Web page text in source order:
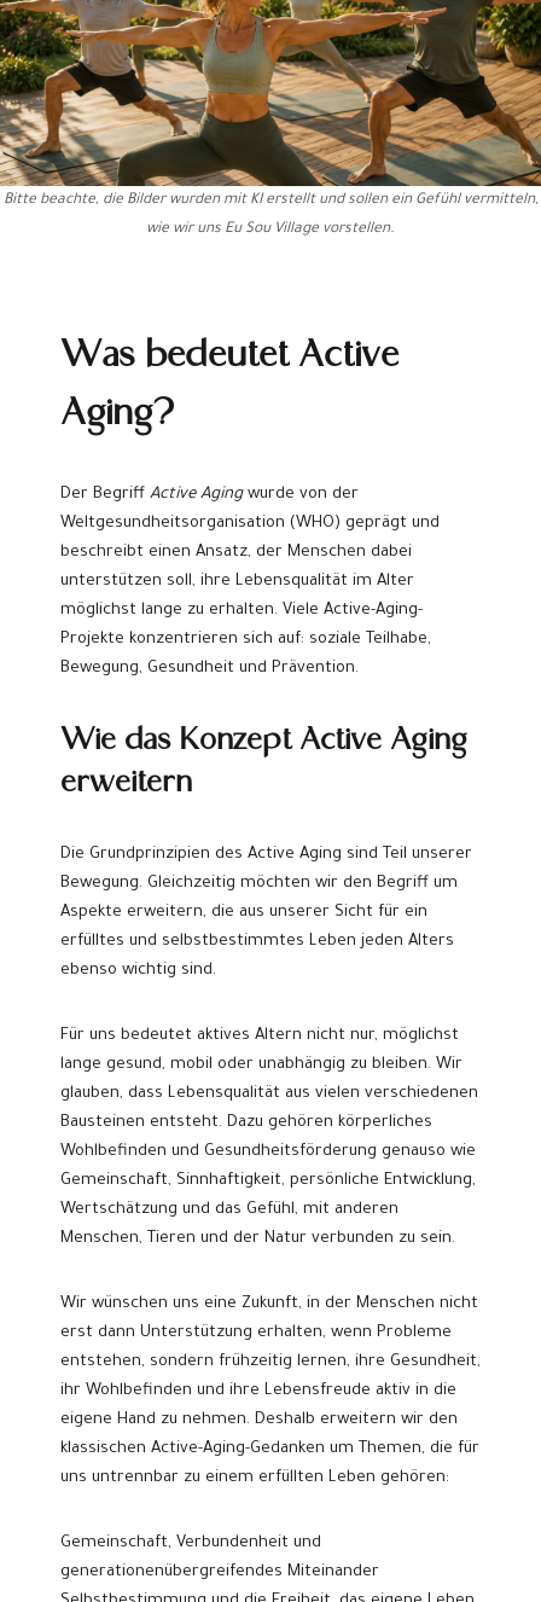
Bitte beachte, die Bilder wurden mit KI erstellt und sollen ein Gefühl vermitteln,
wie wir uns Eu Sou Village vorstellen.
Was bedeutet Active
Aging?
Der Begriff Active Agingwurde von der
Weltgesundheitsorganisation (WHO) geprägt und
beschreibt einen Ansatz, der Menschen dabei
unterstützen soll, ihre Lebensqualität im Alter
möglichst lange zu erhalten. Viele Active-Aging-
Projekte konzentrieren sich auf: soziale Teilhabe,
Bewegung, Gesundheit und Prävention.
Wie das Konzept Active Aging
erweitern
Die Grundprinzipien des Active Aging sind Teil unserer
Bewegung. Gleichzeitig möchten wir den Begriff um
Aspekte erweitern, die aus unserer Sicht für ein
erfülltes und selbstbestimmtes Leben jeden Alters
ebenso wichtig sind.
Für uns bedeutet aktives Altern nicht nur, möglichst
lange gesund, mobil oder unabhängig zu bleiben. Wir
glauben, dass Lebensqualität aus vielen verschiedenen
Bausteinen entsteht. Dazu gehören körperliches
Wohlbefinden und Gesundheitsförderung genauso wie
Gemeinschaft, Sinnhaftigkeit, persönliche Entwicklung,
Wertschätzung und das Gefühl, mit anderen
Menschen, Tieren und der Natur verbunden zu sein.
Wir wünschen uns eine Zukunft, in der Menschen nicht
erst dann Unterstützung erhalten, wenn Probleme
entstehen, sondern frühzeitig lernen, ihre Gesundheit,
ihr Wohlbefinden und ihre Lebensfreude aktiv in die
eigene Hand zu nehmen. Deshalb erweitern wir den
klassischen Active-Aging-Gedanken um Themen, die für
uns untrennbar zu einem erfüllten Leben gehören:
Gemeinschaft, Verbundenheit und
generationenübergreifendes Miteinander